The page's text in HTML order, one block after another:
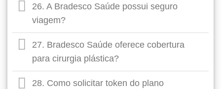
26. A Bradesco Saúde possui seguro
viagem?
27. Bradesco Saúde oferece cobertura
para cirurgia plástica?
28. Como solicitar token do plano